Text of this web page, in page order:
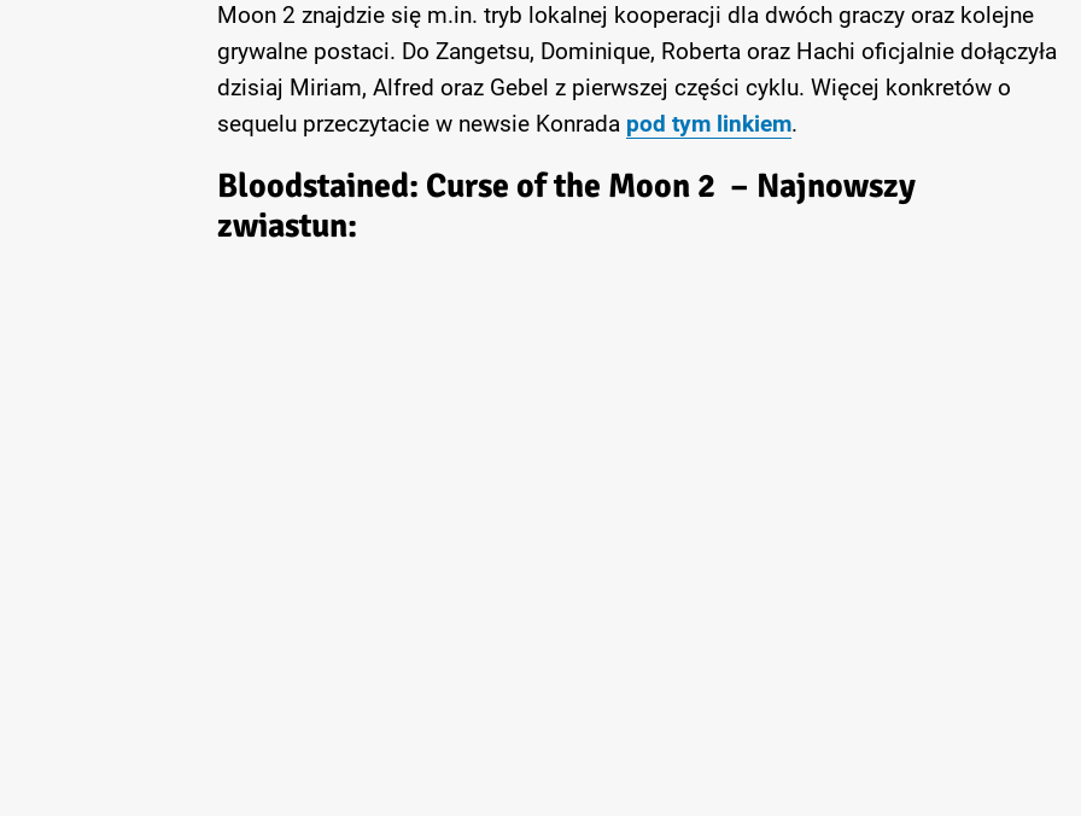
Moon 2 znajdzie się m.in. tryb lokalnej kooperacji dla dwóch graczy oraz kolejne
grywalne postaci. Do Zangetsu, Dominique, Roberta oraz Hachi oficjalnie dołączyła
dzisiaj Miriam, Alfred oraz Gebel z pierwszej części cyklu. Więcej konkretów o
sequelu przeczytacie w newsie Konrada pod tym linkiem.
Bloodstained: Curse of the Moon 2 – Najnowszy
zwiastun: